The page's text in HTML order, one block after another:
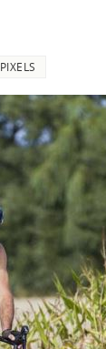
PIXELS